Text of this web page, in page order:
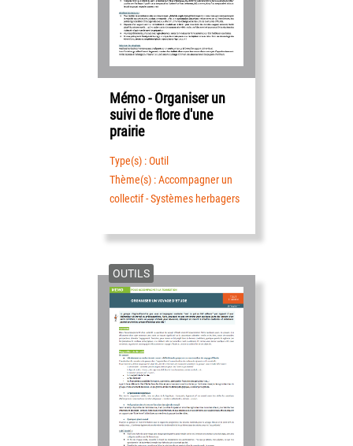
Mémo - Organiser un
suivi de flore d'une
prairie
Type(s) : Outil
Thème(s) : Accompagner un
collectif - Systèmes herbagers
OUTILS